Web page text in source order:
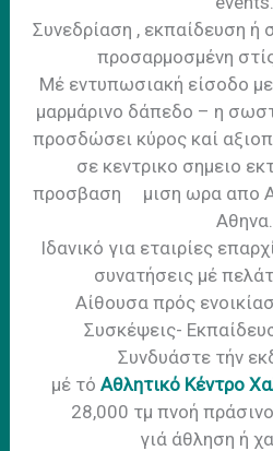
Συνεδρίαση , εκπαίδευση ή
προσαρμοσμένη
Μέ εντυπωσιακή είσοδο
μαρμάρινο δάπεδο – η
προσδώσει κύρος καί
σε κεντρικο σημειο
προσβαση μιση ωρα απο
Αθηνα.
Iδανικό για εταιρίες
συνατήσεις μέ
Αίθουσα πρός
Συσκέψεις-
Συνδυάστε τήν
μέ τό Αθλητικό Κέντρο
28,000 τμ πνοή
γιά άθληση ή